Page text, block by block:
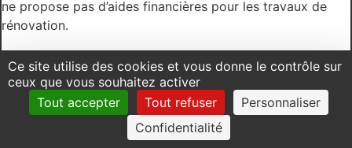
Ce site utilise des cookies et vous donne le contrôle sur
ceux que vous souhaitez activer
Tout accepter
Tout refuser
Personnaliser
Confidentialité
ne propose pas d’aides financières pour les travaux de
rénovation.
FORMULAIRES EN LIGNE
UN MEUBLÉ DE TOURISME
Vous pouvez effectuer votre déclaration directement en